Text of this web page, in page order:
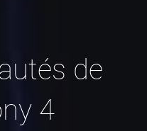
de
4